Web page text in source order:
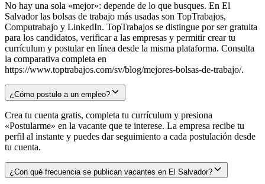
No hay una sola «mejor»: depende de lo que busques. En El
Salvador las bolsas de trabajo más usadas son TopTrabajos,
Computrabajo y LinkedIn. TopTrabajos se distingue por ser gratuita
para los candidatos, verificar a las empresas y permitir crear tu
currículum y postular en línea desde la misma plataforma. Consulta
la comparativa completa en
https://www.toptrabajos.com/sv/blog/mejores-bolsas-de-trabajo/.
¿Cómo postulo a un empleo?
Crea tu cuenta gratis, completa tu currículum y presiona
«Postularme» en la vacante que te interese. La empresa recibe tu
perfil al instante y puedes dar seguimiento a cada postulación desde
tu cuenta.
¿Con qué frecuencia se publican vacantes en El Salvador?